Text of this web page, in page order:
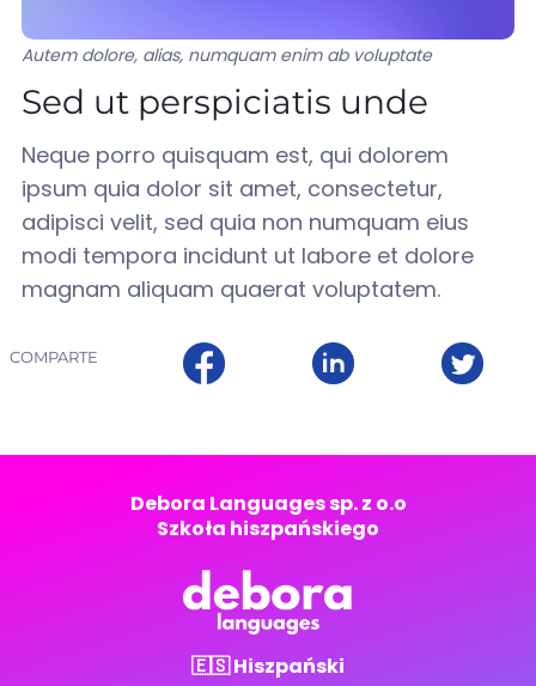
Autem dolore, alias, numquam enim ab voluptate
Sed ut perspiciatis unde
Neque porro quisquam est, qui dolorem
ipsum quia dolor sit amet, consectetur,
adipisci velit, sed quia non numquam eius
modi tempora incidunt ut labore et dolore
magnam aliquam quaerat voluptatem.
COMPARTE
Debora Languages sp. z o.o
Szkoła hiszpańskiego
🇪🇸 Hiszpański